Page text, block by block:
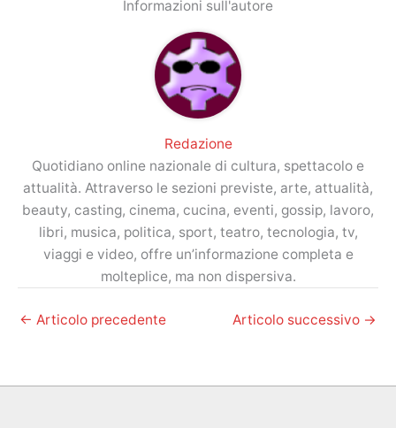
Informazioni sull'autore
Redazione
Quotidiano online nazionale di cultura, spettacolo e
attualità. Attraverso le sezioni previste, arte, attualità,
beauty, casting, cinema, cucina, eventi, gossip, lavoro,
libri, musica, politica, sport, teatro, tecnologia, tv,
viaggi e video, offre un’informazione completa e
molteplice, ma non dispersiva.
← Articolo precedente Articolo successivo →